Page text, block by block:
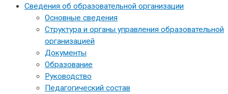
Сведения об образовательной организации
Основные сведения
Структура и органы управления образовательной
организацией
Документы
Образование
Руководство
Педагогический состав